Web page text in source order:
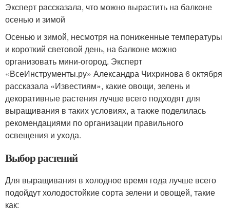
Эксперт рассказала, что можно вырастить на балконе
осенью и зимой
Осенью и зимой, несмотря на пониженные температуры
и короткий световой день, на балконе можно
организовать мини-огород. Эксперт
«ВсеИнструменты.ру» Александра Чихринова 6 октября
рассказала «Известиям», какие овощи, зелень и
декоративные растения лучше всего подходят для
выращивания в таких условиях, а также поделилась
рекомендациями по организации правильного
освещения и ухода.
Выбор растений
Для выращивания в холодное время года лучше всего
подойдут холодостойкие сорта зелени и овощей, такие
как: